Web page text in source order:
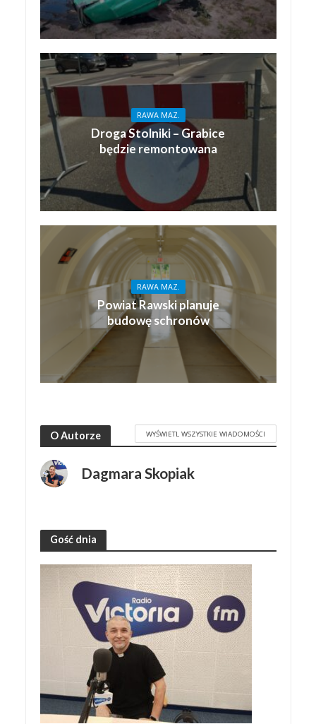
RAWA MAZ.
Droga Stolniki – Grabice
będzie remontowana
RAWA MAZ.
Powiat Rawski planuje
budowę schronów
O Autorze WYŚWIETL WSZYSTKIE WIADOMOŚCI
Dagmara Skopiak
Gość dnia